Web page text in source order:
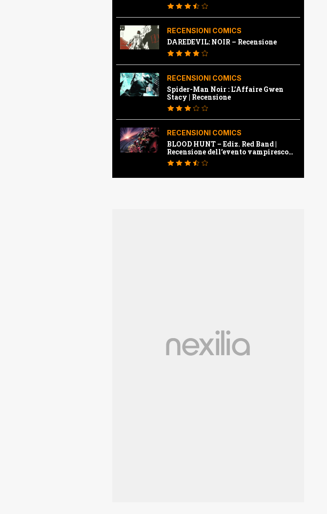
RECENSIONI COMICS
DAREDEVIL: NOIR – Recensione
RECENSIONI COMICS
Spider-Man Noir : L’Affaire Gwen
Stacy | Recensione
RECENSIONI COMICS
BLOOD HUNT – Ediz. Red Band |
Recensione dell’evento vampiresco
della Marvel